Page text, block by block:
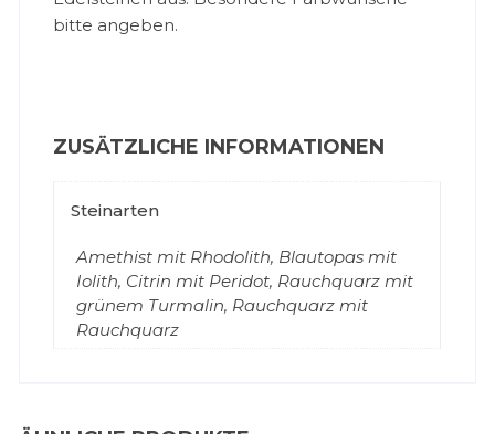
bitte angeben.
ZUSÄTZLICHE INFORMATIONEN
Steinarten
Amethist mit Rhodolith, Blautopas mit
Iolith, Citrin mit Peridot, Rauchquarz mit
grünem Turmalin, Rauchquarz mit
Rauchquarz